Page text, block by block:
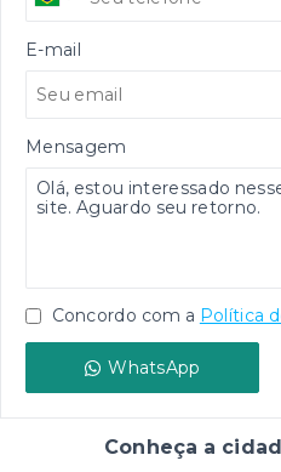
E-mail
Mensagem
Concordo com a Política
WhatsApp
Conheça a